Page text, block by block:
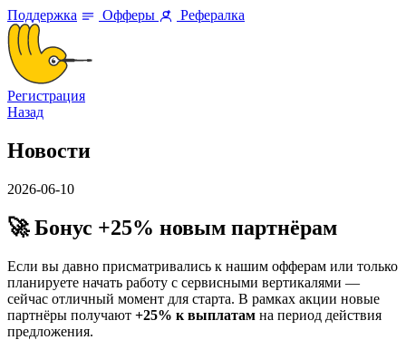
Поддержка Офферы Рефералка
Регистрация
Назад
Новости
2026-06-10
🚀 Бонус +25% новым партнёрам
Если вы давно присматривались к нашим офферам или только
планируете начать работу с сервисными вертикалями —
сейчас отличный момент для старта. В рамках акции новые
партнёры получают +25% к выплатам на период действия
предложения.